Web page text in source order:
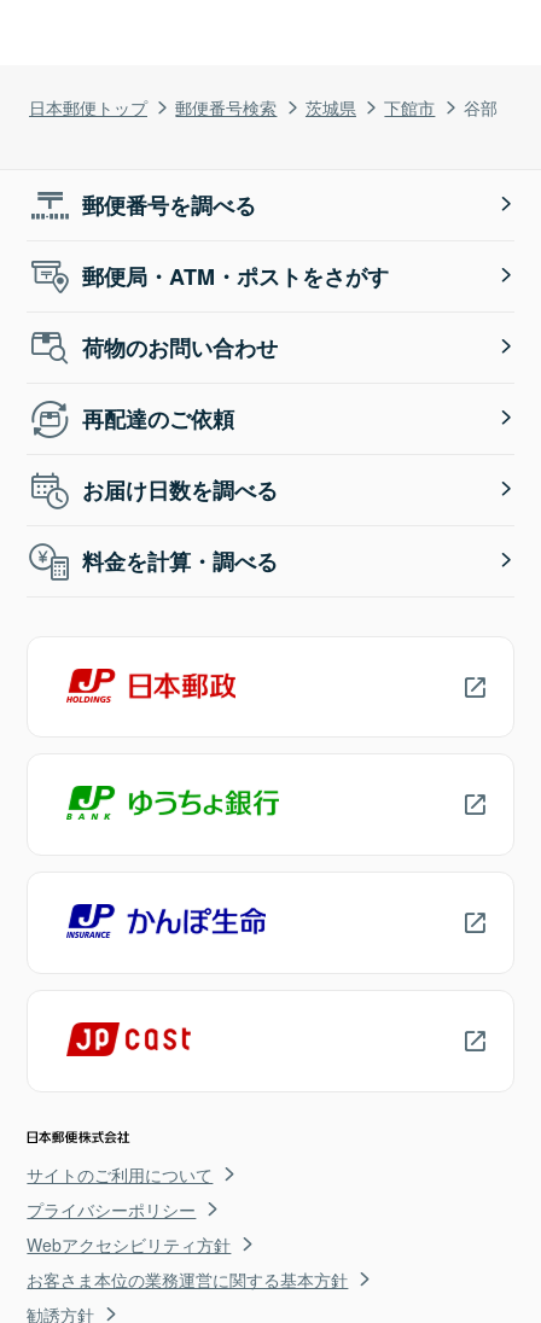
日本郵便トップ 郵便番号検索 茨城県 下館市 谷部
郵便番号を調べる
郵便局・ATM・ポストをさがす
荷物のお問い合わせ
再配達のご依頼
お届け日数を調べる
料金を計算・調べる
サイトのご利用について
プライバシーポリシー
Webアクセシビリティ方針
お客さま本位の業務運営に関する基本方針
勧誘方針